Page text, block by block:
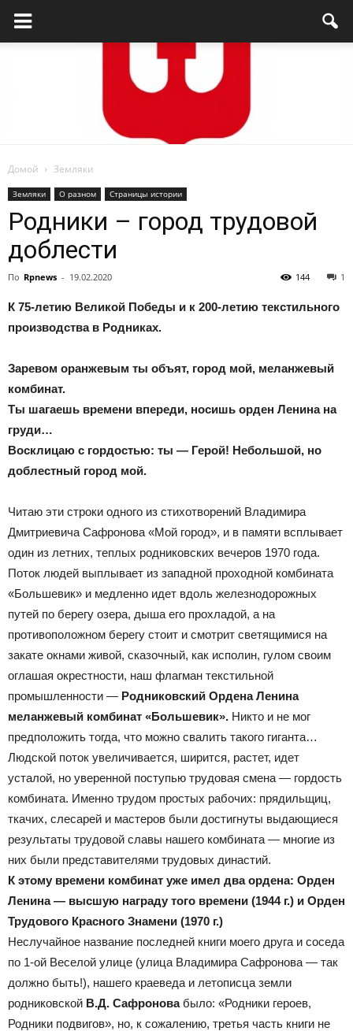
газеты
Домой Земляки
Земляки О разном Страницы истории
Родники – город трудовой
доблести
По Rpnews - 19.02.2020 1
144
К 75-летию Великой Победы и к 200-летию текстильного
производства в Родниках.
Заревом оранжевым ты объят, город мой, меланжевый
комбинат.
Ты шагаешь времени впереди, носишь орден Ленина на
груди…
Восклицаю с гордостью: ты — Герой! Небольшой, но
доблестный город мой.
Читаю эти строки одного из стихотворений Владимира
Дмитриевича Сафронова «Мой город», и в памяти всплывает
один из летних, теплых родниковских вечеров 1970 года.
Поток людей выплывает из западной проходной комбината
«Большевик» и медленно идет вдоль железнодорожных
путей по берегу озера, дыша его прохладой, а на
противоположном берегу стоит и смотрит светящимися на
закате окнами живой, сказочный, как исполин, гулом своим
оглашая окрестности, наш флагман текстильной
промышленности — Родниковский Ордена Ленина
меланжевый комбинат «Большевик». Никто и не мог
предположить тогда, что можно свалить такого гиганта…
Людской поток увеличивается, ширится, растет, идет
усталой, но уверенной поступью трудовая смена — гордость
комбината. Именно трудом простых рабочих: прядильщиц,
ткачих, слесарей и мастеров были достигнуты выдающиеся
результаты трудовой славы нашего комбината — многие из
них были представителями трудовых династий.
К этому времени комбинат уже имел два ордена: Орден
Ленина — высшую награду того времени (1944 г.) и Орден
Трудового Красного Знамени (1970 г.)
Неслучайное название последней книги моего друга и соседа
по 1-ой Веселой улице (улица Владимира Сафронова — так
должно быть!), нашего краеведа и летописца земли
родниковской В.Д. Сафроновабыло: «Родники героев,
Родники подвигов», но, к сожалению, третья часть книги не